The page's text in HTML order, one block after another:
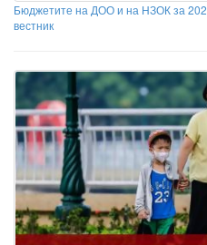
Бюджетите на ДОО и на НЗОК за
вестник